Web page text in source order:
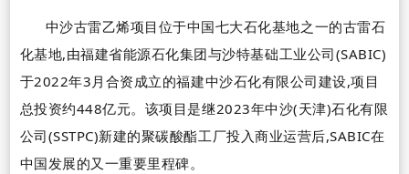
中沙古雷乙烯项目位于中国七大石化基地之一的古雷石
化基地,由福建省能源石化集团与沙特基础工业公司(SABIC)
于2022年3月合资成立的福建中沙石化有限公司建设,项目
总投资约448亿元。该项目是继2023年中沙(天津)石化有限
公司(SSTPC)新建的聚碳酸酯工厂投入商业运营后,SABIC在
中国发展的又一重要里程碑。